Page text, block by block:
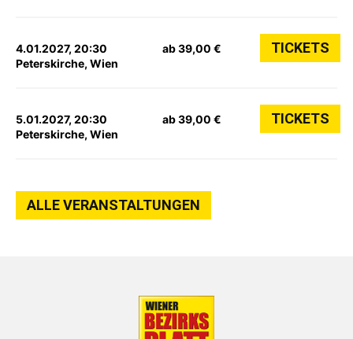
4.01.2027, 20:30
Peterskirche, Wien
ab 39,00 € TICKETS
5.01.2027, 20:30
Peterskirche, Wien
ab 39,00 € TICKETS
ALLE VERANSTALTUNGEN